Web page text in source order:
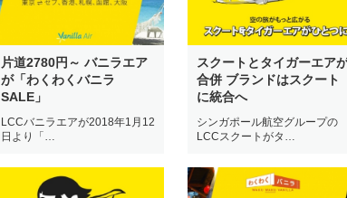
片道2780円～ バニラエア
が「わくわくバニラ
SALE」
LCCバニラエアが2018年1月12
日より「…
スクートとタイガーエア
合併 ブランドはスクート
に統合へ
シンガポール航空グループの
LCCスクートがタ…